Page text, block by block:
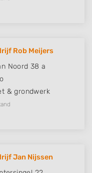
Rob Meijers
Noord 38 a
& grondwerk
Jan Nijssen